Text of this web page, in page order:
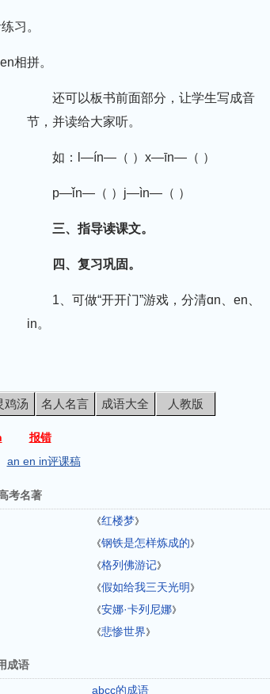
习。
相拼。
还可以板书前面部分，让学生写成音
节，并读给大家听。
如：l—ín—（ ）x—īn—（ ）
p—ǐn—（ ）j—ìn—（ ）
三、指导读课文。
四、复习巩固。
1、可做“开开门”游戏，分清ɑn、en、
in。
鸡汤 名人名言 成语大全 人教版
报错
an en in评课稿
考名著
《红楼梦》
《钢铁是怎样炼成的》
《格列佛游记》
《假如给我三天光明 》
《安娜·卡列尼娜》
《悲惨世界》
成语
abcc的成语